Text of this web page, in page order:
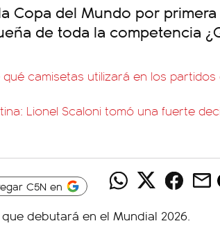
Copa del Mundo por primera
de toda la competencia
camisetas utilizará en los partidos
Lionel Scaloni tomó una fuerte
C5N en